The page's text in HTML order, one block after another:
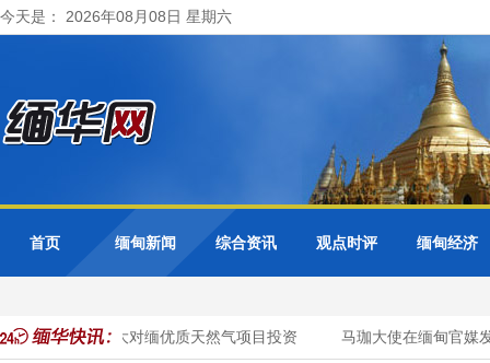
今天是： 2026年08月08日 星期六
首页 缅甸新闻 综合资讯 观点时评 缅甸经济
请泰国企业加大对缅优质天然气项目投资 马珈大使在缅甸官媒